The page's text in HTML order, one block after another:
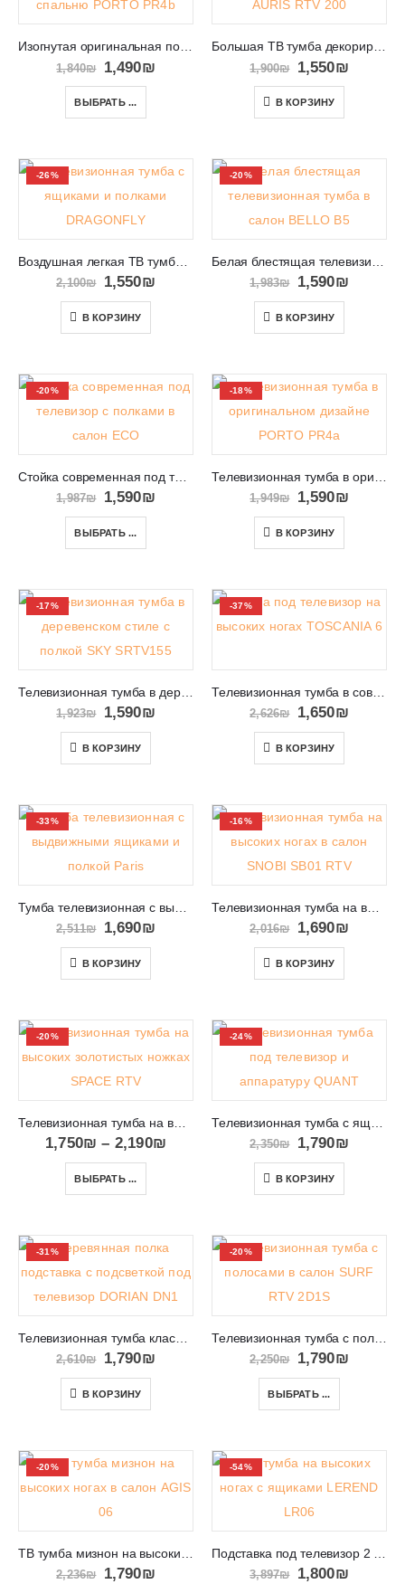
Изогнутая оригинальная подставка под телевизор PORTO PR4b
1,840₪ 1,490₪
ВЫБРАТЬ ...
Большая ТВ тумба декорированная рейками AURIS RTV 200
1,900₪ 1,550₪
В КОРЗИНУ
-26%
Воздушная легкая ТВ тумба на высоких ногах DRAGONFLY
2,100₪ 1,550₪
В КОРЗИНУ
-20%
1,983₪ 1,590₪
В КОРЗИНУ
-20%
Стойка современная под телевизор с полками в салон ECO
1,987₪ 1,590₪
ВЫБРАТЬ ...
-18%
1,949₪ 1,590₪
В КОРЗИНУ
-17%
Телевизионная тумба в деревенском стиле с полкой SKY SRTV155
1,923₪ 1,590₪
В КОРЗИНУ
-37%
Телевизионная тумба в современном дизайне TOSCANIA 6
2,626₪ 1,650₪
В КОРЗИНУ
-33%
2,511₪ 1,690₪
В КОРЗИНУ
-16%
Телевизионная тумба на высоких ногах в салон SNOBI SB01 RTV
2,016₪ 1,690₪
В КОРЗИНУ
-20%
Телевизионная тумба на высоких золотистых ножках SPACE RTV
1,750₪ – 2,190₪
ВЫБРАТЬ ...
-24%
2,350₪ 1,790₪
В КОРЗИНУ
-31%
Телевизионная тумба классическая в салон DORIAN DN1
2,610₪ 1,790₪
В КОРЗИНУ
-20%
Телевизионная тумба с полосами в салон SURF RTV 2D1S
2,250₪ 1,790₪
ВЫБРАТЬ ...
-20%
2,236₪ 1,790₪
-54%
3,897₪ 1,800₪